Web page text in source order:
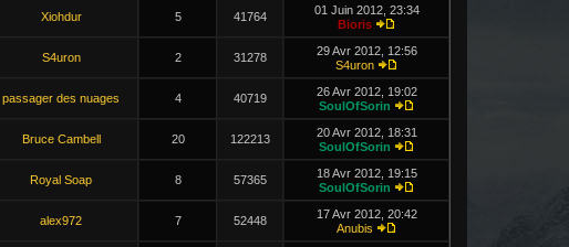
Xiohdur 5 41764
01 Juin 2012, 23:34
Bioris
S4uron 2 31278
29 Avr 2012, 12:56
S4uron
passager des nuages 4 40719
26 Avr 2012, 19:02
SoulOfSorin
Bruce Cambell 20 122213
20 Avr 2012, 18:31
SoulOfSorin
Royal Soap 8 57365
18 Avr 2012, 19:15
SoulOfSorin
alex972 7 52448
17 Avr 2012, 20:42
Anubis